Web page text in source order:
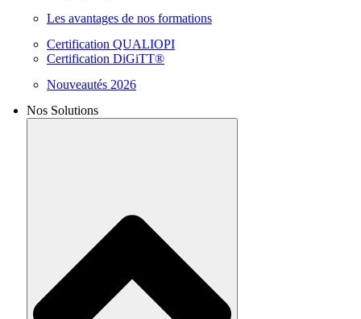
Les avantages de nos formations
Certification QUALIOPI
Certification DiGiTT®
Nouveautés 2026
Nos Solutions